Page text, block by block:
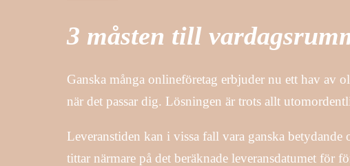
3 måsten till
Ganska många onlineföretag erbjuder nu ett hav av
när det passar dig. Lösningen är trots allt
Leveranstiden kan i vissa fall vara ganska
tittar närmare på det beräknade leveransdatumet för